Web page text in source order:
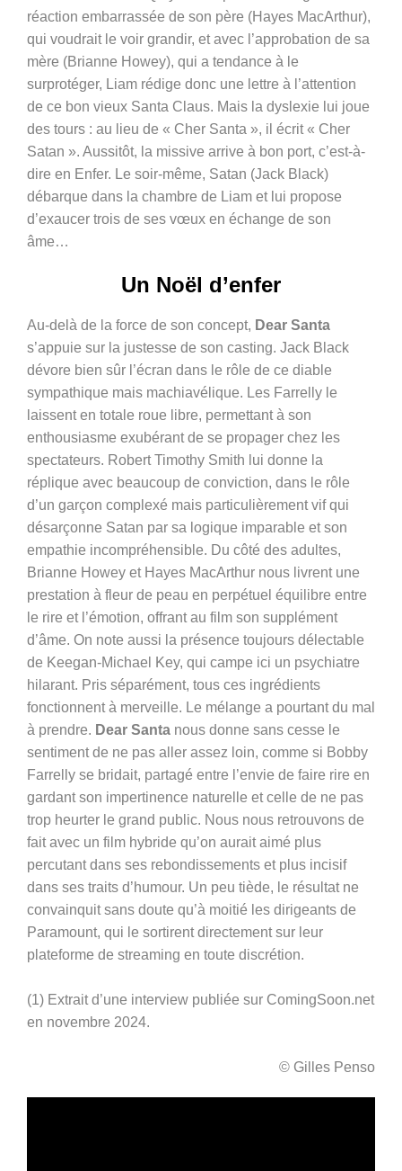
réaction embarrassée de son père (Hayes MacArthur),
qui voudrait le voir grandir, et avec l’approbation de sa
mère (Brianne Howey), qui a tendance à le
surprotéger, Liam rédige donc une lettre à l’attention
de ce bon vieux Santa Claus. Mais la dyslexie lui joue
des tours : au lieu de « Cher Santa », il écrit « Cher
Satan ». Aussitôt, la missive arrive à bon port, c’est-à-
dire en Enfer. Le soir-même, Satan (Jack Black)
débarque dans la chambre de Liam et lui propose
d’exaucer trois de ses vœux en échange de son
âme…
Un Noël d’enfer
Au-delà de la force de son concept, Dear Santa
s’appuie sur la justesse de son casting. Jack Black
dévore bien sûr l’écran dans le rôle de ce diable
sympathique mais machiavélique. Les Farrelly le
laissent en totale roue libre, permettant à son
enthousiasme exubérant de se propager chez les
spectateurs. Robert Timothy Smith lui donne la
réplique avec beaucoup de conviction, dans le rôle
d’un garçon complexé mais particulièrement vif qui
désarçonne Satan par sa logique imparable et son
empathie incompréhensible. Du côté des adultes,
Brianne Howey et Hayes MacArthur nous livrent une
prestation à fleur de peau en perpétuel équilibre entre
le rire et l’émotion, offrant au film son supplément
d’âme. On note aussi la présence toujours délectable
de Keegan-Michael Key, qui campe ici un psychiatre
hilarant. Pris séparément, tous ces ingrédients
fonctionnent à merveille. Le mélange a pourtant du mal
à prendre. Dear Santa nous donne sans cesse le
sentiment de ne pas aller assez loin, comme si Bobby
Farrelly se bridait, partagé entre l’envie de faire rire en
gardant son impertinence naturelle et celle de ne pas
trop heurter le grand public. Nous nous retrouvons de
fait avec un film hybride qu’on aurait aimé plus
percutant dans ses rebondissements et plus incisif
dans ses traits d’humour. Un peu tiède, le résultat ne
convainquit sans doute qu’à moitié les dirigeants de
Paramount, qui le sortirent directement sur leur
plateforme de streaming en toute discrétion.
(1) Extrait d’une interview publiée sur ComingSoon.net
en novembre 2024.
© Gilles Penso